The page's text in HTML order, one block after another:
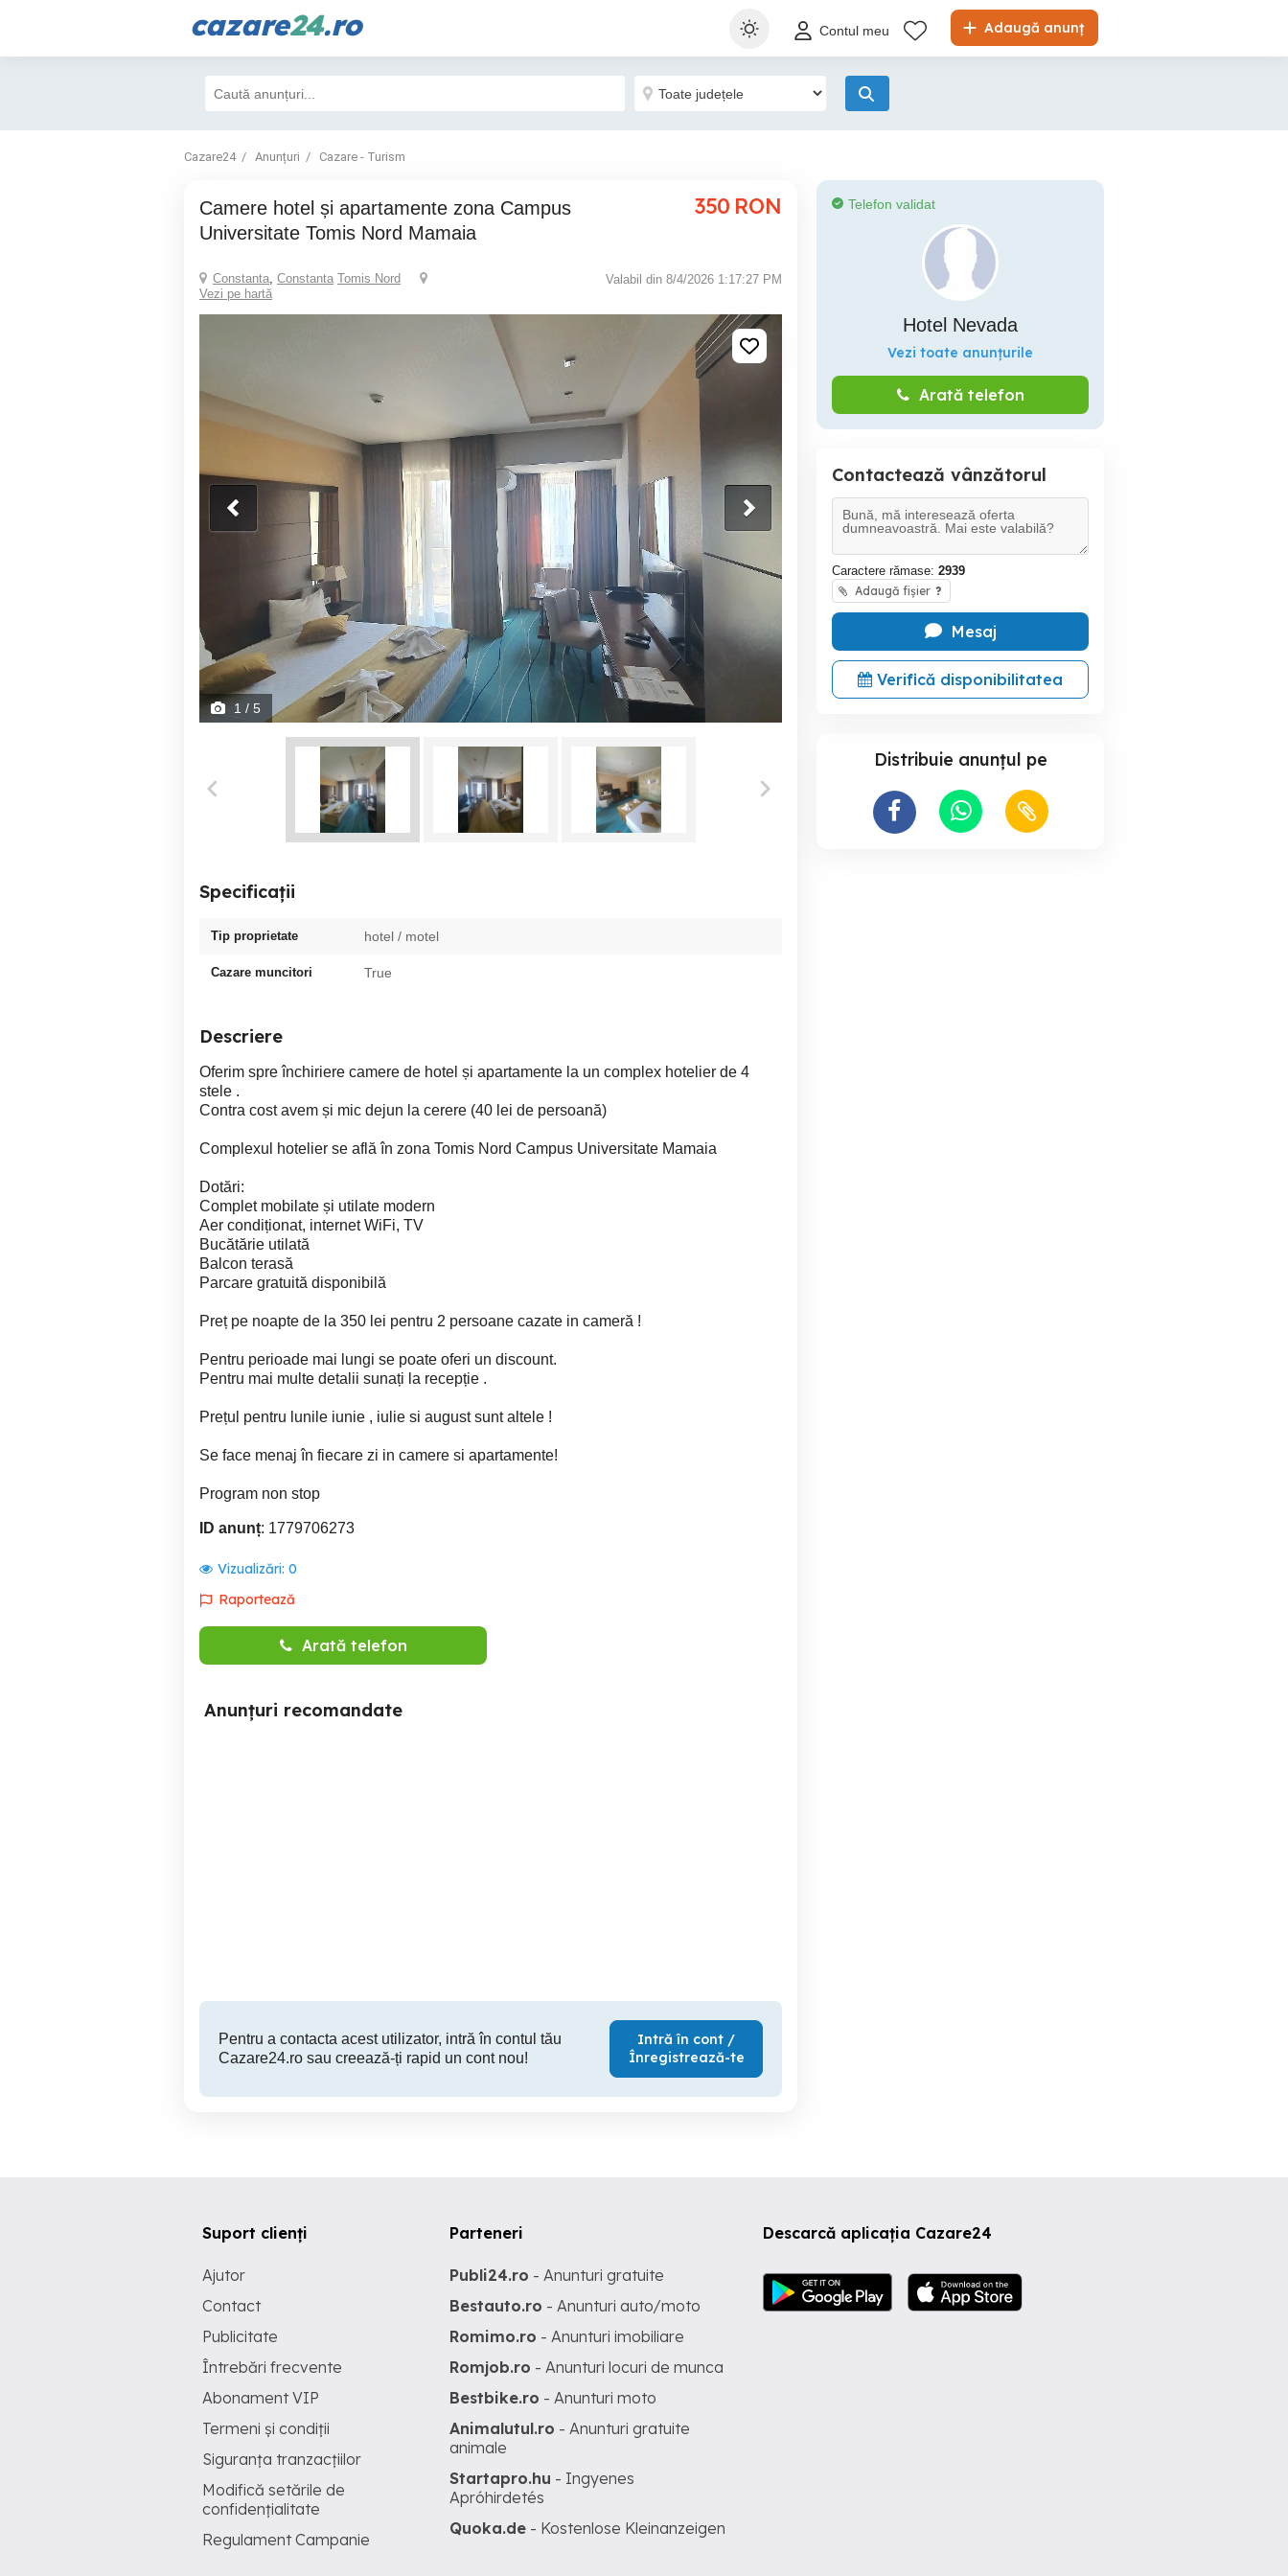
cazare24.ro Adaugă anunț
Contul meu
Cazare24 Anunțuri Cazare - Turism
Camere hotel și apartamente zona Campus
Universitate Tomis Nord Mamaia
350 RON
Constanta, Constanta Tomis Nord
Vezi pe hartă
Valabil din 8/4/2026 1:17:27 PM
1 / 5
Specificații
Tip proprietate hotel / motel
Cazare muncitori True
Descriere
Oferim spre închiriere camere de hotel și apartamente la un complex hotelier de 4
stele .
Contra cost avem și mic dejun la cerere (40 lei de persoană)
Complexul hotelier se află în zona Tomis Nord Campus Universitate Mamaia
Dotări:
Complet mobilate și utilate modern
Aer condiționat, internet WiFi, TV
Bucătărie utilată
Balcon terasă
Parcare gratuită disponibilă
Preț pe noapte de la 350 lei pentru 2 persoane cazate in cameră !
Pentru perioade mai lungi se poate oferi un discount.
Pentru mai multe detalii sunați la recepție .
Prețul pentru lunile iunie , iulie si august sunt altele !
Se face menaj în fiecare zi in camere si apartamente!
Program non stop
ID anunț: 1779706273
Vizualizări: 0
Raportează
Arată telefon
Anunțuri recomandate
Pentru a contacta acest utilizator, intră în contul tău
Cazare24.ro sau creează-ți rapid un cont nou!
Intră în cont /
Înregistrează-te
Telefon validat
Hotel Nevada
Vezi toate anunțurile
Arată telefon
Contactează vânzătorul
Caractere rămase: 2939
Adaugă fișier ?
Mesaj
Verifică disponibilitatea
Distribuie anunțul pe
Descarcă aplicația Cazare24
Suport clienți
Ajutor
Contact
Publicitate
Întrebări frecvente
Abonament VIP
Termeni și condiții
Siguranța tranzacțiilor
Modifică setările de
confidențialitate
Regulament Campanie
Parteneri
Publi24.ro - Anunturi gratuite
Bestauto.ro - Anunturi auto/moto
Romimo.ro - Anunturi imobiliare
Romjob.ro - Anunturi locuri de munca
Bestbike.ro - Anunturi moto
Animalutul.ro - Anunturi gratuite
animale
Startapro.hu - Ingyenes
Apróhirdetés
Quoka.de - Kostenlose Kleinanzeigen